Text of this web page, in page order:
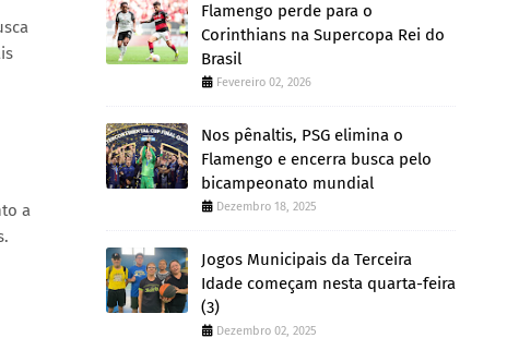
a
Flamengo perde para o
Corinthians na Supercopa Rei do
Brasil
Fevereiro 02, 2026
Nos pênaltis, PSG elimina o
Flamengo e encerra busca pelo
bicampeonato mundial
Dezembro 18, 2025
Jogos Municipais da Terceira
Idade começam nesta quarta-feira
(3)
Dezembro 02, 2025